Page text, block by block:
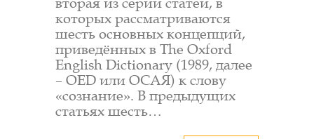
которых рассматриваются
шесть основных концепций,
приведённых в The Oxford
English Dictionary (1989, далее
– OED или ОСАЯ) к слову
«сознание». В предыдущих
статьях шесть…